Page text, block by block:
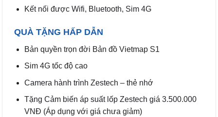
Kết nối được Wifi, Bluetooth, Sim 4G
QUÀ TẶNG HẤP DẪN
Bản quyền trọn đời Bản đồ Vietmap S1
Sim 4G tốc độ cao
Camera hành trình Zestech – thẻ nhớ
Tặng Cảm biến áp suất lốp Zestech giá 3.500.000
VNĐ (Áp dụng với giá chưa giảm)